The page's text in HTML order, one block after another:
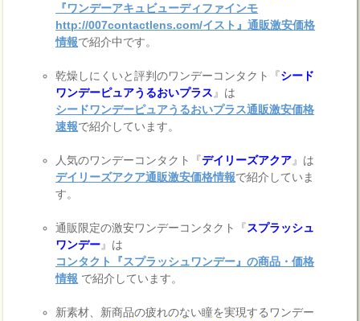
『ワンデーアキュビューディファインモ
http://007contactlens.com/イスト』通販激安価格
情報で紹介中です。
乾燥しにくいと評判のワンデーコンタクト『シード
ワンデーピュアうるおいプラス 』は
シードワンデーピュアうるおいプラス通販激安価格
速報で紹介しています。
人気のワンデーコンタクト『デイリーズアクア』は
デイリーズアクア通販激安価格情報で紹介していま
す。
通販限定の激安ワンデーコンタクト『スプラッシュ
ワンデー』は
コンタクト『スプラッシュワンデー』の商品・価格
情報 で紹介しています。
新素材、新商品の疲れのない瞳を実現するワンデー